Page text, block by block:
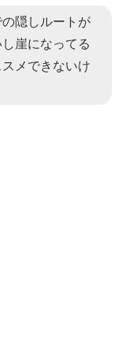
隠しルートが
崖になってる
メできないけ